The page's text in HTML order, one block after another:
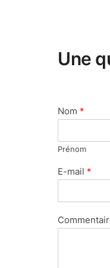
Une
Nom *
Prénom
E-mail *